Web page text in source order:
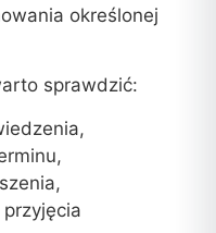
określonej
sprawdzić: